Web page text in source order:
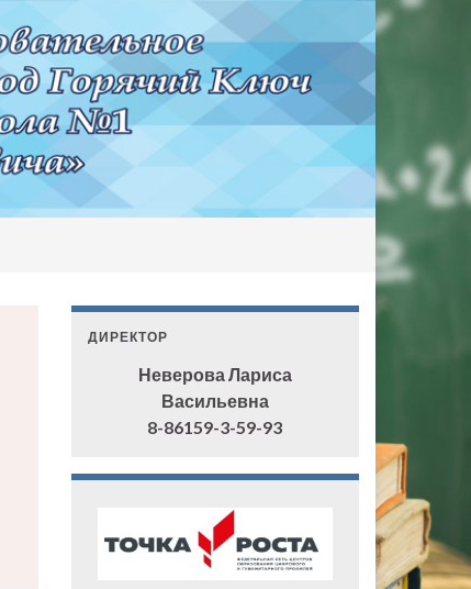
ДИРЕКТОР
Неверова Лариса
Васильевна
8-86159-3-59-93